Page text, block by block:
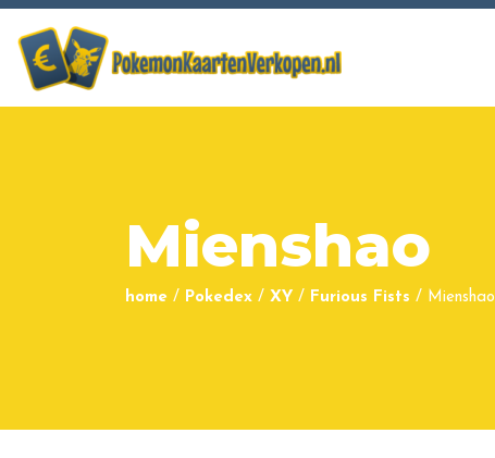
Mienshao
home / Pokedex / XY / Furious Fists / Mienshao